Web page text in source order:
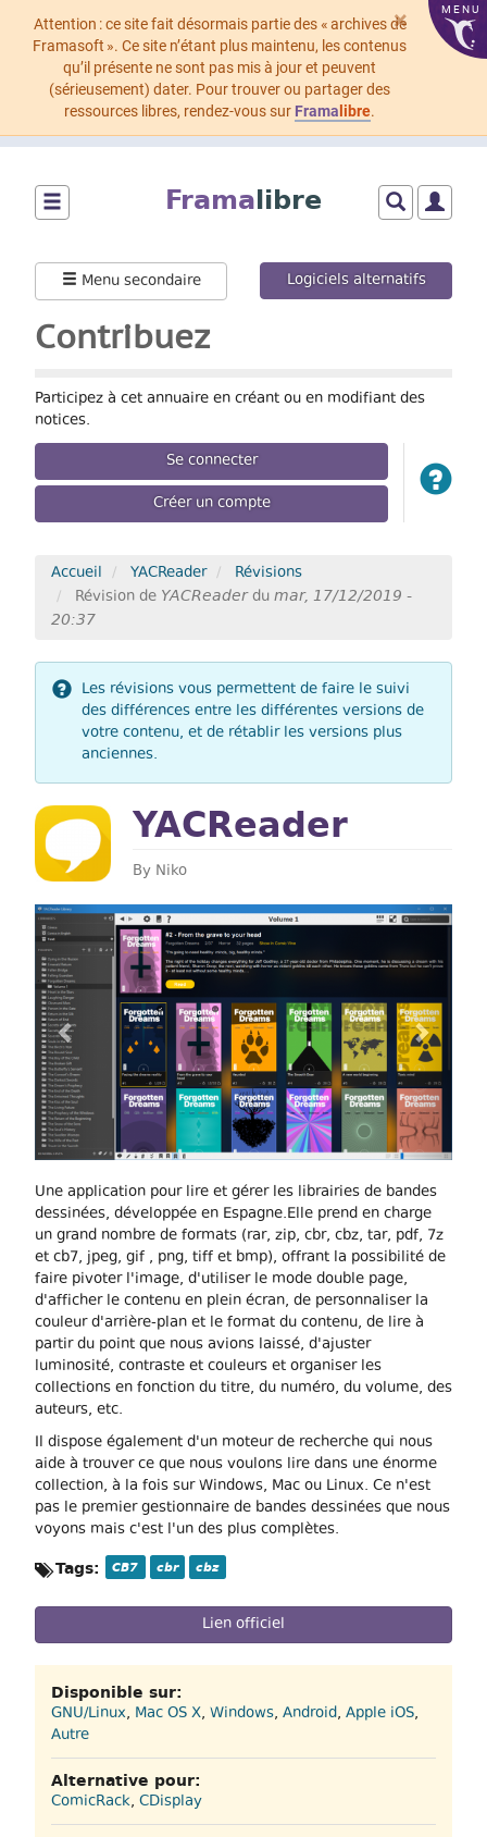
×
Attention : ce site fait désormais partie des « archives de
Framasoft ». Ce site n’étant plus maintenu, les contenus
qu’il présente ne sont pas mis à jour et peuvent
(sérieusement) dater. Pour trouver ou partager des
ressources libres, rendez-vous sur Frama libre.
MENU
contenu
principal
Framalibre
menu
menu
formulaire
Menu secondaire Logiciels alternatifs
Contribuez
Participez à cet annuaire en créant ou en modifiant des
notices.
Se connecter
Créer un compte
Accueil YACReader
Révisions
Révision de YACReaderdu mar, 17/12/2019 -
20:37
Les révisions vous permettent de faire le suivi
des différences entre les différentes versions de
votre contenu, et de rétablir les versions plus
anciennes.
YACReader
By Niko
Previous Next
Une application pour lire et gérer les librairies de bandes
dessinées, développée en Espagne.Elle prend en charge
un grand nombre de formats (rar, zip, cbr, cbz, tar, pdf, 7z
et cb7, jpeg, gif , png, tiff et bmp), offrant la possibilité de
faire pivoter l'image, d'utiliser le mode double page,
d'afficher le contenu en plein écran, de personnaliser la
couleur d'arrière-plan et le format du contenu, de lire à
partir du point que nous avions laissé, d'ajuster
luminosité, contraste et couleurs et organiser les
collections en fonction du titre, du numéro, du volume, des
auteurs, etc.
Il dispose également d'un moteur de recherche qui nous
aide à trouver ce que nous voulons lire dans une énorme
collection, à la fois sur Windows, Mac ou Linux. Ce n'est
pas le premier gestionnaire de bandes dessinées que nous
voyons mais c'est l'un des plus complètes.
Tags: CB7 cbr cbz
Lien officiel
Disponible sur:
GNU/Linux, Mac OS X, Windows, Android, Apple iOS,
Autre
Alternative pour:
ComicRack, CDisplay